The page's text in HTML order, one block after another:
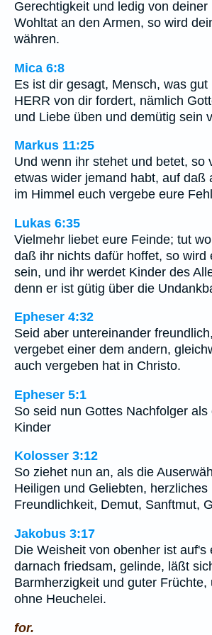
Gerechtigkeit und ledig von deiner
Wohltat an den Armen, so wird
währen.
Mica 6:8
Es ist dir gesagt, Mensch, was
HERR von dir fordert, nämlich
und Liebe üben und demütig sein
Markus 11:25
Und wenn ihr stehet und betet, so
etwas wider jemand habt, auf daß
im Himmel euch vergebe eure
Lukas 6:35
Vielmehr liebet eure Feinde; tut
daß ihr nichts dafür hoffet, so wird
sein, und ihr werdet Kinder des
denn er ist gütig über die
Epheser 4:32
Seid aber untereinander
vergebet einer dem andern,
auch vergeben hat in Christo.
Epheser 5:1
So seid nun Gottes Nachfolger als
Kinder
Kolosser 3:12
So ziehet nun an, als die
Heiligen und Geliebten, herzliches
Freundlichkeit, Demut, Sanftmut,
Jakobus 3:17
Die Weisheit von obenher ist auf's
darnach friedsam, gelinde, läßt
Barmherzigkeit und guter Früchte,
ohne Heuchelei.
for.